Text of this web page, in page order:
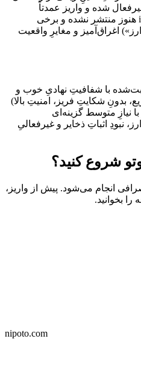
شده و واریز عمدتاً
کارت‌به‌کارت/پایاست. نسخهٔ iOS هنوز منتشر نشده و برخی
ادعاهای تبلیغاتیِ آن («۱۵۰٬۰۰۰ ارز») اغراق‌آمیز و مغایرِ واقعیت
با شفافیتِ نهادیِ خوب و
بدونِ شکایتِ فریز، امنیتِ بالا)
نیازِ متوسط گزینه‌ای
نبودِ اثباتِ ذخایر و غیرفعالیِ
شروع کنید؟
انجام می‌شود. پیش از واریز،
بخوانید.
nipoto.com